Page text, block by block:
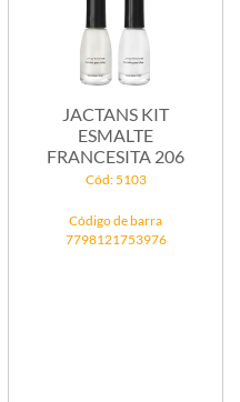
JACTANS KIT
ESMALTE
FRANCESITA 206
Cód: 5103
Código de barra
7798121753976